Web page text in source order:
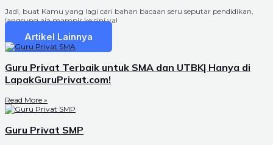
Jadi, buat Kamu yang lagi cari bahan bacaan seru seputar pendidikan,
langsung aja mampir ke sini ya!
Artikel Lainnya
Guru Privat Terbaik untuk SMA dan UTBK| Hanya di
LapakGuruPrivat.com!
Read More »
Guru Privat SMP